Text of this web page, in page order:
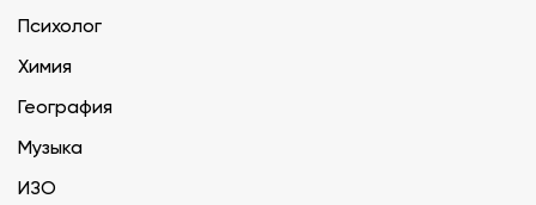
Психолог
Химия
География
Музыка
ИЗО